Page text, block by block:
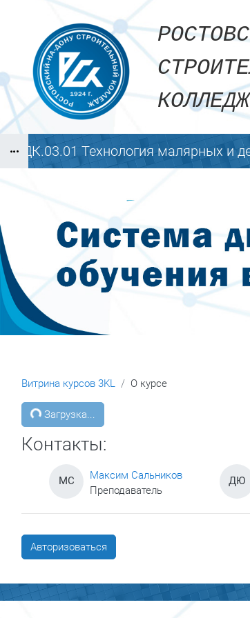
Перейти к основному содержанию
КОЛЛЕДЖ
МДК.03.01 Технология малярных и
Витрина курсов 3KL О курсе
Блоки
Загрузка...
Контакты:
МС
Максим Сальников
Преподаватель
ДЮ
Авторизоваться
Блоки
Блоки